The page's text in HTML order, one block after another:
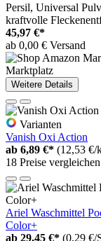
Persil, Universal
kraftvolle
45,97 €*
ab 0,00 € Versand
Marktplatz
Weitere Details
Varianten
Vanish Oxi Action
ab 6,89 €* (12,53 €/
18 Preise vergleichen
Ariel Waschmittel
Color+
ab 29,45 €* (0,29 €/